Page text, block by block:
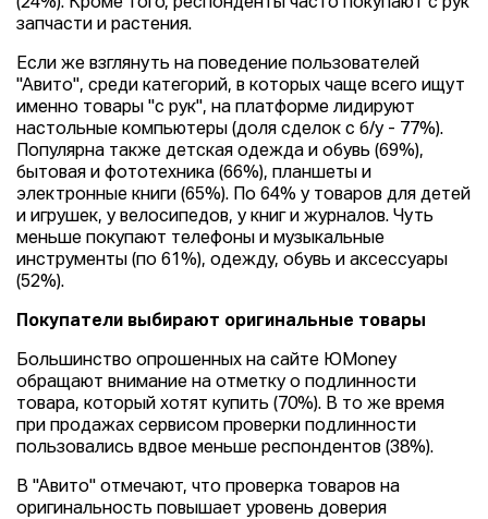
запчасти и растения.
Если же взглянуть на поведение пользователей
"Авито", среди категорий, в которых чаще всего ищут
именно товары "с рук", на платформе лидируют
настольные компьютеры (доля сделок с б/у - 77%).
Популярна также детская одежда и обувь (69%),
бытовая и фототехника (66%), планшеты и
электронные книги (65%). По 64% у товаров для детей
и игрушек, у велосипедов, у книг и журналов. Чуть
меньше покупают телефоны и музыкальные
инструменты (по 61%), одежду, обувь и аксессуары
(52%).
Покупатели выбирают оригинальные товары
Большинство опрошенных на сайте ЮMoney
обращают внимание на отметку о подлинности
товара, который хотят купить (70%). В то же время
при продажах сервисом проверки подлинности
пользовались вдвое меньше респондентов (38%).
В "Авито" отмечают, что проверка товаров на
оригинальность повышает уровень доверия